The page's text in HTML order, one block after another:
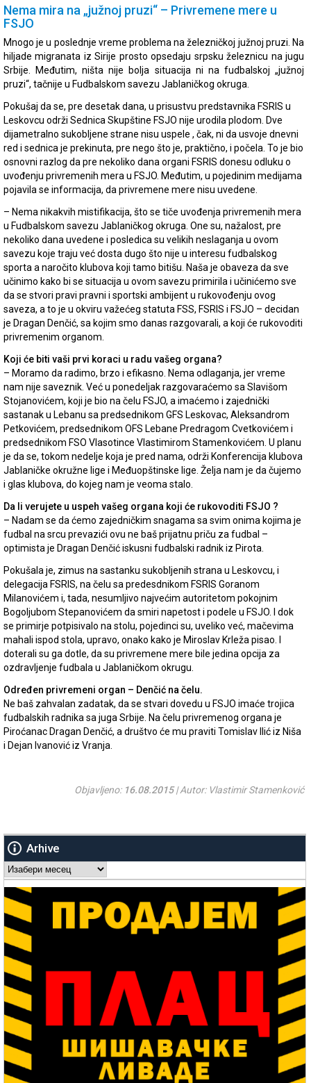
Nema mira na „južnoj pruzi“ – Privremene mere u
FSJO
Mnogo je u poslednje vreme problema na železničkoj južnoj pruzi. Na
hiljade migranata iz Sirije prosto opsedaju srpsku železnicu na jugu
Srbije. Međutim, ništa nije bolja situacija ni na fudbalskoj „južnoj
pruzi“, tačnije u Fudbalskom savezu Jablaničkog okruga.
Pokušaj da se, pre desetak dana, u prisustvu predstavnika FSRIS u
Leskovcu održi Sednica Skupštine FSJO nije urodila plodom. Dve
dijametralno sukobljene strane nisu uspele , čak, ni da usvoje dnevni
red i sednica je prekinuta, pre nego što je, praktično, i počela. To je bio
osnovni razlog da pre nekoliko dana organi FSRIS donesu odluku o
uvođenju privremenih mera u FSJO. Međutim, u pojedinim medijama
pojavila se informacija, da privremene mere nisu uvedene.
– Nema nikakvih mistifikacija, što se tiče uvođenja privremenih mera
u Fudbalskom savezu Jablaničkog okruga. One su, nažalost, pre
nekoliko dana uvedene i posledica su velikih neslaganja u ovom
savezu koje traju već dosta dugo što nije u interesu fudbalskog
sporta a naročito klubova koji tamo bitišu. Naša je obaveza da sve
učinimo kako bi se situacija u ovom savezu primirila i učinićemo sve
da se stvori pravi pravni i sportski ambijent u rukovođenju ovog
saveza, a to je u okviru važećeg statuta FSS, FSRIS i FSJO – decidan
je Dragan Denčić, sa kojim smo danas razgovarali, a koji će rukovoditi
privremenim organom.
Koji će biti vaši prvi koraci u radu vašeg organa?
– Moramo da radimo, brzo i efikasno. Nema odlaganja, jer vreme
nam nije saveznik. Već u ponedeljak razgovaraćemo sa Slavišom
Stojanovićem, koji je bio na čelu FSJO, a imaćemo i zajednički
sastanak u Lebanu sa predsednikom GFS Leskovac, Aleksandrom
Petkovićem, predsednikom OFS Lebane Predragom Cvetkovićem i
predsednikom FSO Vlasotince Vlastimirom Stamenkovićem. U planu
je da se, tokom nedelje koja je pred nama, održi Konferencija klubova
Jablaničke okružne lige i Međuopštinske lige. Želja nam je da čujemo
i glas klubova, do kojeg nam je veoma stalo.
Da li verujete u uspeh vašeg organa koji će rukovoditi FSJO ?
– Nadam se da ćemo zajedničkim snagama sa svim onima kojima je
fudbal na srcu prevazići ovu ne baš prijatnu priču za fudbal –
optimista je Dragan Denčić iskusni fudbalski radnik iz Pirota.
Pokušala je, zimus na sastanku sukobljenih strana u Leskovcu, i
delegacija FSRIS, na čelu sa predesdnikom FSRIS Goranom
Milanovićem i, tada, nesumljivo najvećim autoritetom pokojnim
Bogoljubom Stepanovićem da smiri napetost i podele u FSJO. I dok
se primirje potpisivalo na stolu, pojedinci su, uveliko već, mačevima
mahali ispod stola, upravo, onako kako je Miroslav Krleža pisao. I
doterali su ga dotle, da su privremene mere bile jedina opcija za
ozdravljenje fudbala u Jablaničkom okrugu.
Određen privremeni organ – Denčić na čelu.
Ne baš zahvalan zadatak, da se stvari dovedu u FSJO imaće trojica
fudbalskih radnika sa juga Srbije. Na čelu privremenog organa je
Piroćanac Dragan Denčić, a društvo će mu praviti Tomislav Ilić iz Niša
i Dejan Ivanović iz Vranja.
Objavljeno: 16.08.2015| Autor: Vlastimir Stamenković
Arhive
Arhive